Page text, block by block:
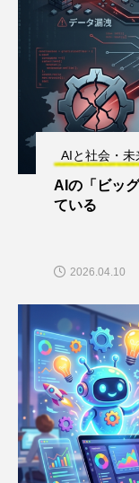
AIと社会・未
AIの「ビッ
ている
2026.04.10